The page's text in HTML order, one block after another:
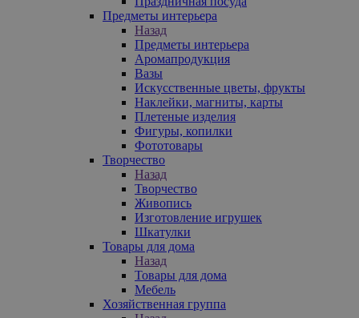
Предметы интерьера
Назад
Предметы интерьера
Аромапродукция
Вазы
Искусственные цветы, фрукты
Наклейки, магниты, карты
Плетеные изделия
Фигуры, копилки
Фототовары
Творчество
Назад
Творчество
Живопись
Изготовление игрушек
Шкатулки
Товары для дома
Назад
Товары для дома
Мебель
Хозяйственная группа